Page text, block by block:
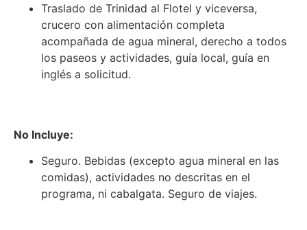
Traslado de Trinidad al Flotel y viceversa,
crucero con alimentación completa
acompañada de agua mineral, derecho a todos
los paseos y actividades, guía local, guía en
inglés a solicitud.
No Incluye:
Seguro. Bebidas (excepto agua mineral en las
comidas), actividades no descritas en el
programa, ni cabalgata. Seguro de viajes.